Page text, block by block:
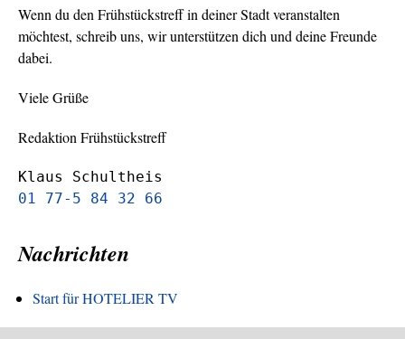
Wenn du den Frühstückstreff in deiner Stadt veranstalten
möchtest, schreib uns, wir unterstützen dich und deine Freunde
dabei.
Viele Grüße
Redaktion Frühstückstreff
Klaus Schultheis
01 77-5 84 32 66
Nachrichten
Start für HOTELIER TV